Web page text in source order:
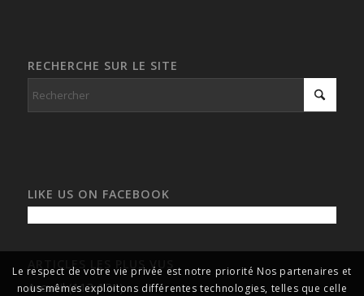
RECHERCHE SUR LE SITE
LIKE US ON FACEBOOK
ARTICLES LES PLUS VUS
Accueil (113 124)
Le respect de votre vie privée est notre priorité Nos partenaires et
nous-mêmes exploitons différentes technologies, telles que celle